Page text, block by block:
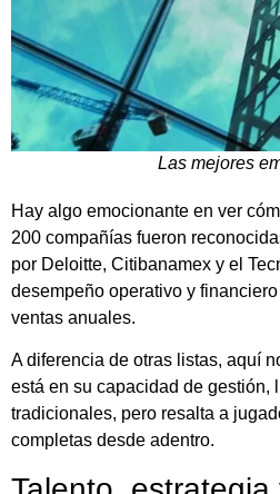
Las mejores
Hay algo emocionante en ver
200 compañías fueron
por Deloitte, Citibanamex y el
desempeño operativo y
ventas anuales.
A diferencia de otras listas, aquí
está en su capacidad de gestión,
tradicionales, pero resalta a
completas desde adentro.